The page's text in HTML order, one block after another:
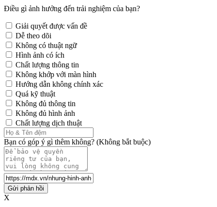
Điều gì ảnh hưởng đến trải nghiệm của bạn?
Giải quyết được vấn đề
Dễ theo dõi
Không có thuật ngữ
Hình ảnh có ích
Chất lượng thông tin
Không khớp với màn hình
Hướng dẫn không chính xác
Quá kỹ thuật
Không đủ thông tin
Không đủ hình ảnh
Chất lượng dịch thuật
Bạn có góp ý gì thêm không? (Không bắt buộc)
Gửi phản hồi
X